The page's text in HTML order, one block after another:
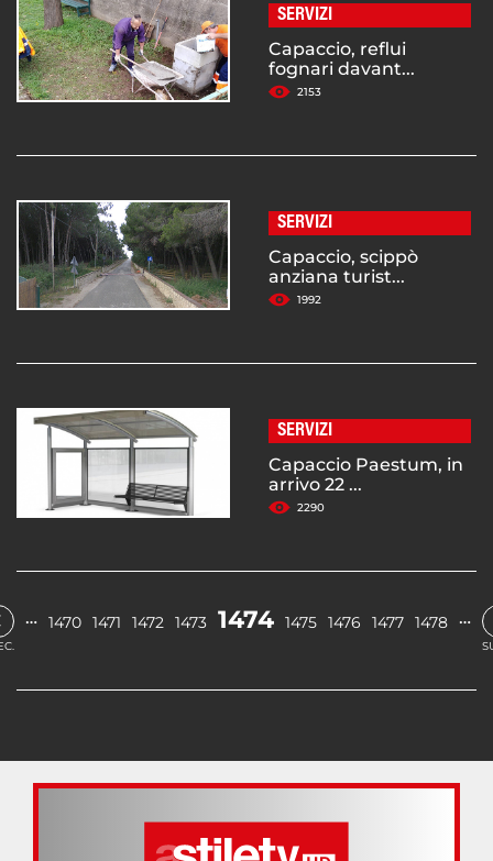
SERVIZI
Capaccio, reflui
fognari davant...
2153
SERVIZI
Capaccio, scippò
anziana turist...
1992
SERVIZI
Capaccio Paestum, in
arrivo 22 ...
2290
… 1470 1471 1472 1473 1474 1475 1476 1477 1478 …